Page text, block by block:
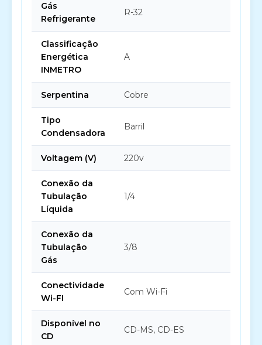
Gás
Refrigerante
R-32
Classificação
Energética
INMETRO
A
Serpentina Cobre
Tipo
Condensadora
Barril
Voltagem (V) 220v
Conexão da
Tubulação
Líquida
1/4
Conexão da
Tubulação
Gás
3/8
Conectividade
Wi-FI
Com Wi-Fi
Disponível no
CD
CD-MS, CD-ES